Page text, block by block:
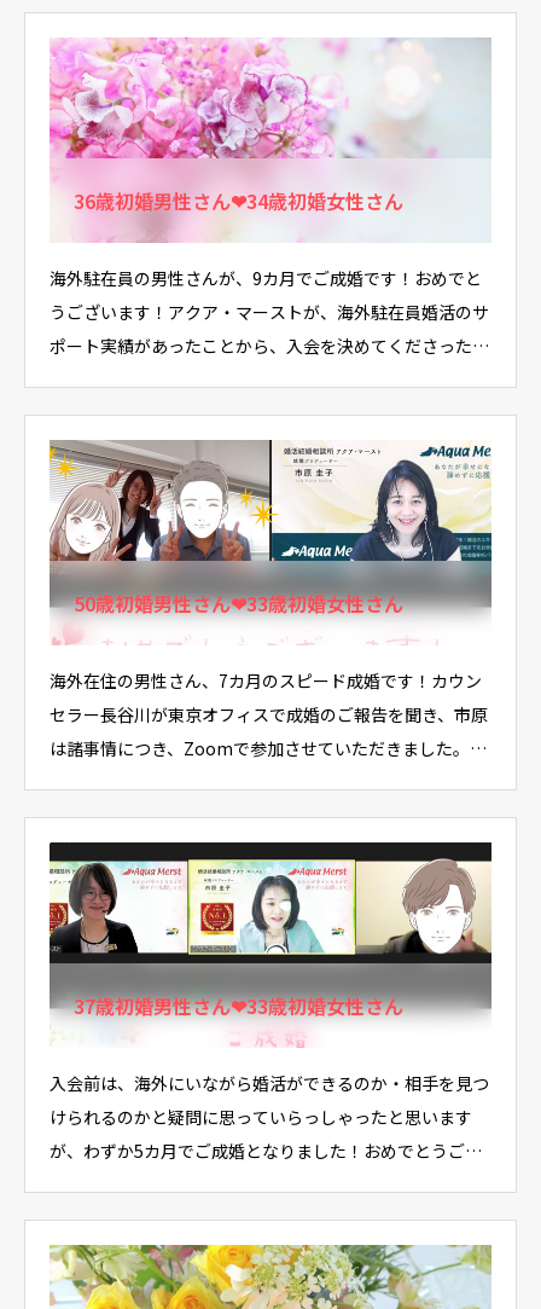
36歳初婚男性さん❤34歳初婚女性さん
海外駐在員の男性さんが、9カ月でご成婚です！おめでと
うございます！アクア・マーストが、海外駐在員婚活のサ
ポート実績があったことから、入会を決めてくださった
50歳初婚男性さん❤33歳初婚女性さん
海外在住の男性さん、7カ月のスピード成婚です！カウン
セラー長谷川が東京オフィスで成婚のご報告を聞き、市原
は諸事情につき、Zoomで参加させていただきました。
37歳初婚男性さん❤33歳初婚女性さん
入会前は、海外にいながら婚活ができるのか・相手を見つ
けられるのかと疑問に思っていらっしゃったと思います
が、わずか5カ月でご成婚となりました！おめでとうござ